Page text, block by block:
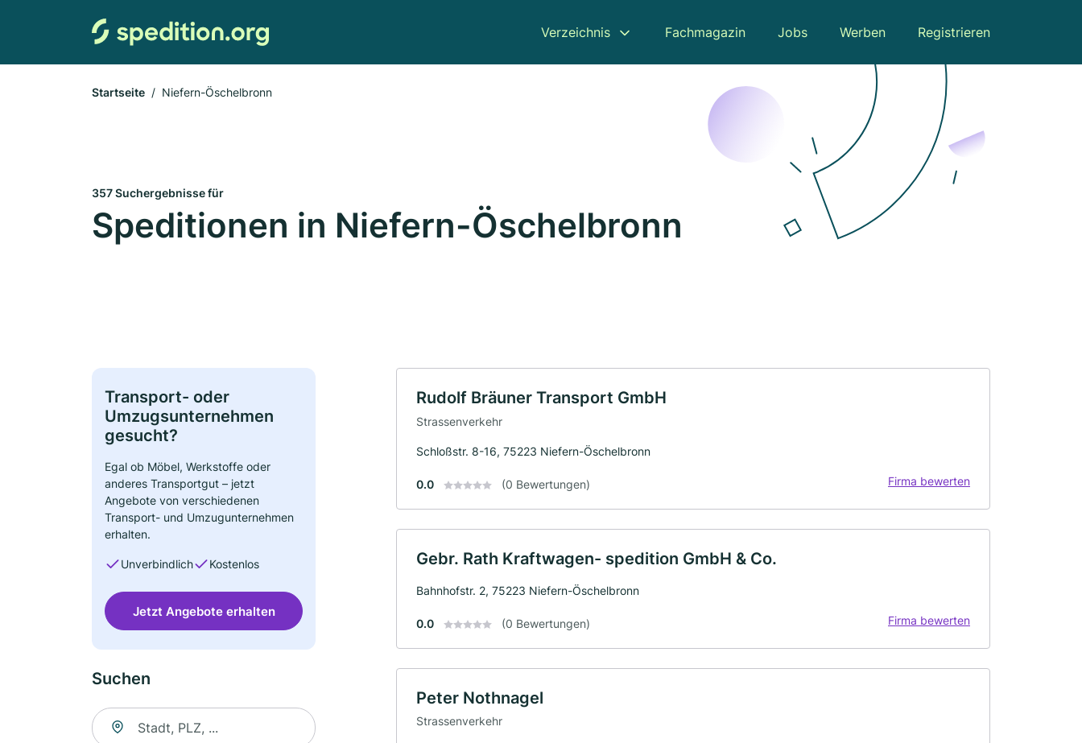
Verzeichnis Fachmagazin Jobs Werben Registrieren
Startseite Niefern-Öschelbronn
357 Suchergebnisse für
Speditionen in Niefern-Öschelbronn
Transport- oder
Umzugsunternehmen
gesucht?
Egal ob Möbel, Werkstoffe oder
anderes Transportgut – jetzt
Angebote von verschiedenen
Transport- und Umzugunternehmen
erhalten.
Unverbindlich Kostenlos
Jetzt Angebote erhalten
Suchen
Suche nach Ort
Rudolf Bräuner Transport GmbH
Strassenverkehr
Schloßstr. 8-16, 75223 Niefern-Öschelbronn
0.0 (0 Bewertungen) Firma bewerten
Gebr. Rath Kraftwagen- spedition GmbH & Co.
Bahnhofstr. 2, 75223 Niefern-Öschelbronn
0.0 (0 Bewertungen) Firma bewerten
Peter Nothnagel
Strassenverkehr